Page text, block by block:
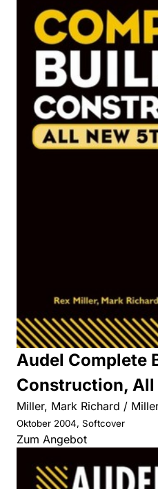
Audel Complete
Construction, All
Miller, Mark Richard /
Oktober 2004, Softcover
Zum Angebot